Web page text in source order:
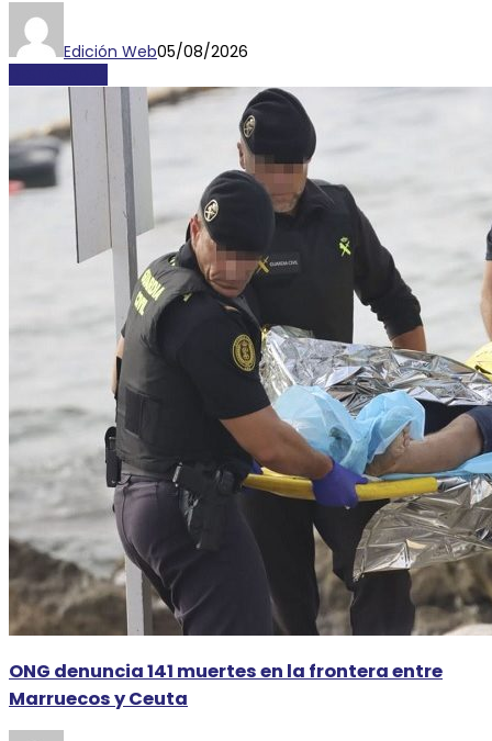
Edición Web05/08/2026
ONG denuncia 141 muertes en la frontera entre
Marruecos y Ceuta